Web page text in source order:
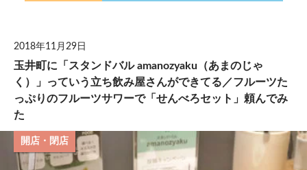
2018年11月29日
玉井町に「スタンドバル amanozyaku（あまのじゃ
く）」っていう立ち飲み屋さんができてる／フルーツた
っぷりのフルーツサワーで「せんべろセット」頼んでみ
た
開店・閉店